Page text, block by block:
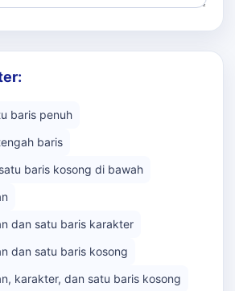
baris penuh
baris
baris kosong di bawah
dan satu baris karakter
dan satu baris kosong
karakter, dan satu baris kosong